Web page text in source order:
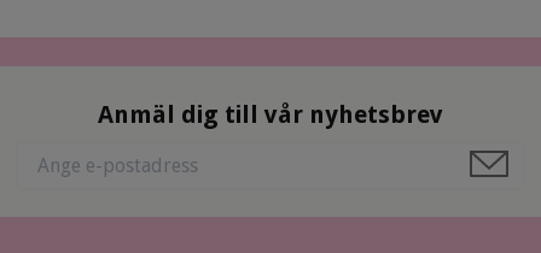
Anmäl dig till vår nyhetsbrev